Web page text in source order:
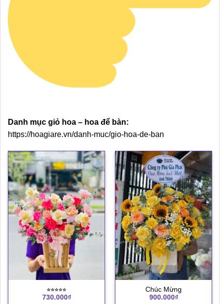
Danh mục giỏ hoa – hoa để bàn:
https://hoagiare.vn/danh-muc/gio-hoa-de-ban
⭐︎⭐︎⭐︎⭐︎⭐︎
730.000₫
Chúc Mừng
900.000₫